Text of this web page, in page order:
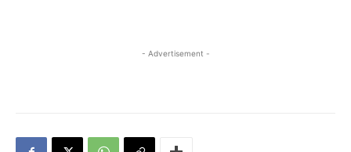
- Advertisement -